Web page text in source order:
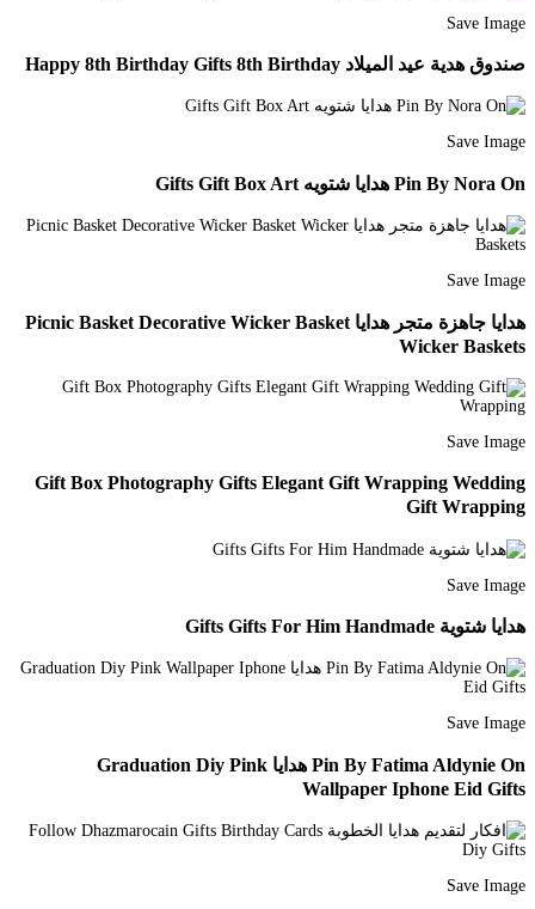
Save Image
صندوق هدية عيد الميلاد Happy 8th Birthday Gifts 8th Birthday
Save Image
Pin By Nora On هدايا شتويه Gifts Gift Box Art
Save Image
هدايا جاهزة متجر هدايا Picnic Basket Decorative Wicker Basket
Wicker Baskets
Save Image
Gift Box Photography Gifts Elegant Gift Wrapping Wedding
Gift Wrapping
Save Image
هدايا شتوية Gifts Gifts For Him Handmade
Save Image
Pin By Fatima Aldynie On هدايا Graduation Diy Pink
Wallpaper Iphone Eid Gifts
Save Image